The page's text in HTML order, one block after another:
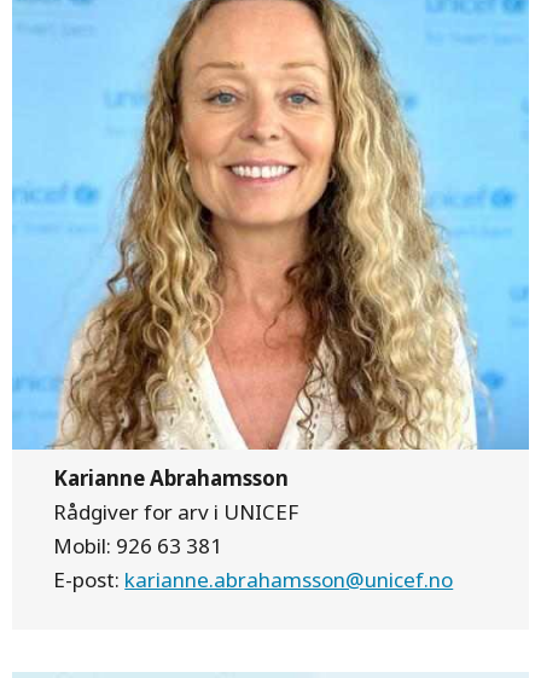
Møt andre som har
valgt å gi deler av
arven sin
Karianne Abrahamsson
Rådgiver for arv i UNICEF
Mobil: 926 63 381
E-post: karianne.abrahamsson@unicef.no